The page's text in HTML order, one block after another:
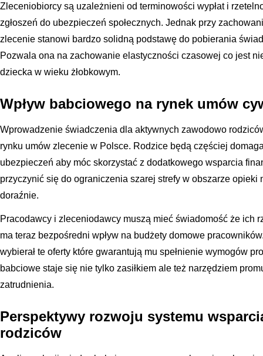
Zleceniobiorcy są uzależnieni od terminowości wypłat i
zgłoszeń do ubezpieczeń społecznych. Jednak przy
zlecenie stanowi bardzo solidną podstawę do pobierania
Pozwala ona na zachowanie elastyczności czasowej co jest
dziecka w wieku żłobkowym.
Wpływ babciowego na rynek umów
Wprowadzenie świadczenia dla aktywnych zawodowo
rynku umów zlecenie w Polsce. Rodzice będą częściej
ubezpieczeń aby móc skorzystać z dodatkowego wsparcia
przyczynić się do ograniczenia szarej strefy w obszarze opieki
doraźnie.
Pracodawcy i zleceniodawcy muszą mieć świadomość że ich
ma teraz bezpośredni wpływ na budżety domowe
wybierał te oferty które gwarantują mu spełnienie wymogów
babciowe staje się nie tylko zasiłkiem ale też narzędziem
zatrudnienia.
Perspektywy rozwoju systemu
rodziców